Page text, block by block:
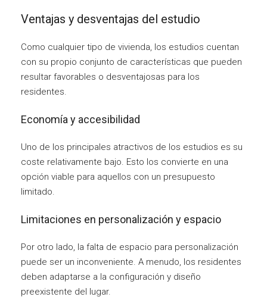
Ventajas y desventajas del estudio
Como cualquier tipo de vivienda, los estudios cuentan
con su propio conjunto de características que pueden
resultar favorables o desventajosas para los
residentes.
Economía y accesibilidad
Uno de los principales atractivos de los estudios es su
coste relativamente bajo. Esto los convierte en una
opción viable para aquellos con un presupuesto
limitado.
Limitaciones en personalización y espacio
Por otro lado, la falta de espacio para personalización
puede ser un inconveniente. A menudo, los residentes
deben adaptarse a la configuración y diseño
preexistente del lugar.